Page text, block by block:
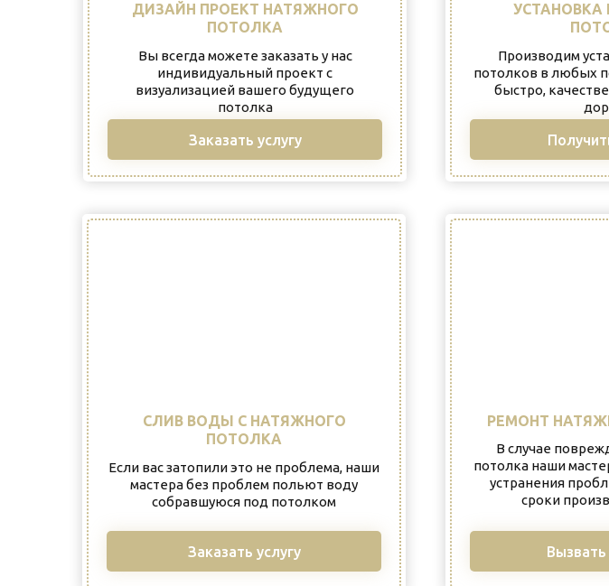
ДИЗАЙН ПРОЕКТ НАТЯЖНОГО
ПОТОЛКА
СЛИВ ВОДЫ С НАТЯЖНОГО
ПОТОЛКА
РЕМОНТ
Вы всегда можете заказать у нас
индивидуальный проект с
визуализацией вашего будущего
потолка
Если вас затопили это не проблема, наши
мастера без проблем польют воду
собравшуюся под потолком
Производим
потолков в любых
быстро,
В случае
потолка наши
устранения
сроки
Заказать услугу
Заказать услугу